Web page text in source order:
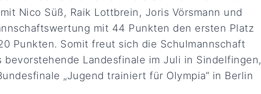
Nico Süß, Raik Lottbrein, Joris Vörsmann und
mit 44 Punkten den ersten Platz
Punkten. Somit freut sich die Schulmannschaft
Landesfinale im Juli in Sindelfingen,
„Jugend trainiert für Olympia“ in Berlin